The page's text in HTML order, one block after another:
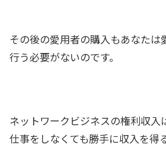
その後の愛用者の購入もあなたは
行う必要がないのです。
ネットワークビジネスの権利収入
仕事をしなくても勝手に収入を得